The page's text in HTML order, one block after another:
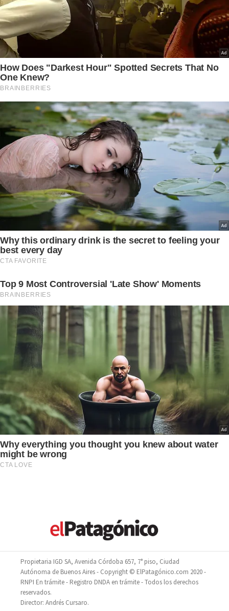
Propietaria IGD SA, Avenida Córdoba 657, 7° piso, Ciudad
Autónoma de Buenos Aires - Copyright © ElPatagónico.com 2020 -
RNPI En trámite - Registro DNDA en trámite - Todos los derechos
reservados.
Director: Andrés Cursaro.